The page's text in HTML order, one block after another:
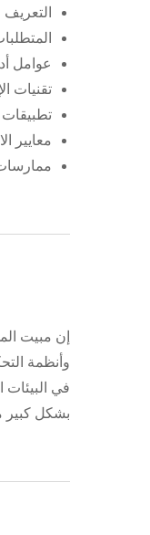
عوامل
تقنيات
تطبيقات
معايير
إن مبيت
وأنظمة
في البيئات
بشكل كبير